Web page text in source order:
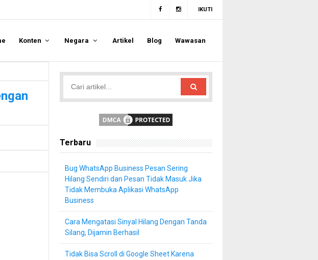
IKUTI
Konten Negara Artikel Blog Wawasan
Terbaru
Bug WhatsApp Business Pesan Sering
Hilang Sendiri dan Pesan Tidak Masuk Jika
Tidak Membuka Aplikasi WhatsApp
Business
Cara Mengatasi Sinyal Hilang Dengan Tanda
Silang, Dijamin Berhasil
Tidak Bisa Scroll di Google Sheet Karena